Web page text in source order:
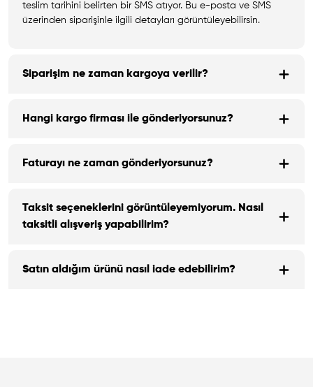
teslim tarihini belirten bir SMS atıyor. Bu e-posta ve SMS
üzerinden siparişinle ilgili detayları görüntüleyebilirsin.
Siparişim ne zaman kargoya verilir?
Hangi kargo firması ile gönderiyorsunuz?
Faturayı ne zaman gönderiyorsunuz?
Taksit seçeneklerini görüntüleyemiyorum. Nasıl
taksitli alışveriş yapabilirim?
Satın aldığım ürünü nasıl iade edebilirim?